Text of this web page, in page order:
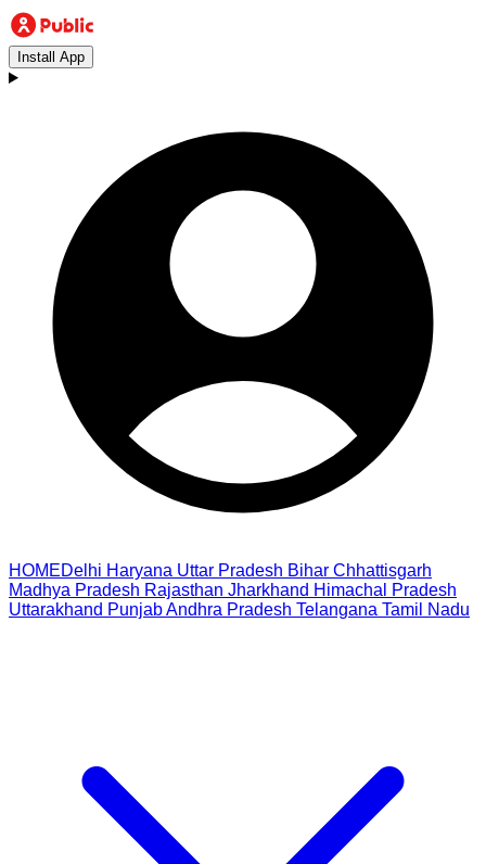
Install App
HOMEDelhi Haryana Uttar Pradesh Bihar Chhattisgarh
Madhya Pradesh Rajasthan Jharkhand Himachal Pradesh
Uttarakhand PunjabAndhra Pradesh Telangana Tamil Nadu